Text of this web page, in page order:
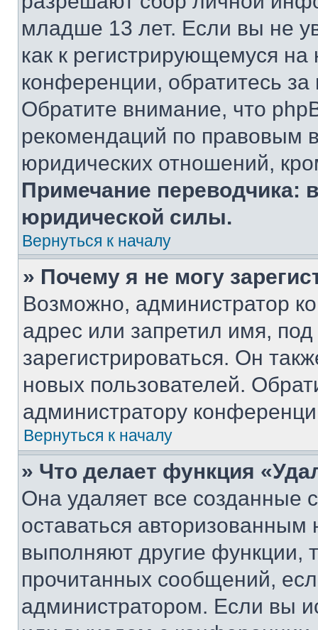
младше 13 лет. Если вы не
как к регистрирующемуся
конференции, обратитесь
Обратите внимание, что
рекомендаций по правовым
юридических отношений,
Примечание переводчика:
юридической силы.
Вернуться к началу
» Почему я не могу
Возможно, администратор
адрес или запретил имя,
зарегистрироваться. Он
новых пользователей.
администратору
Вернуться к началу
» Что делает функция
Она удаляет все созданные
оставаться
выполняют другие функции,
прочитанных сообщений,
администратором. Если вы